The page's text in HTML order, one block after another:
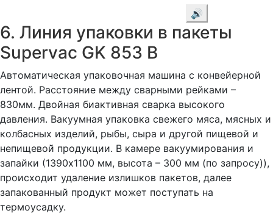
🔊
6. Линия упаковки в пакеты
Supervac GK 853 В
Автоматическая упаковочная машина с конвейерной
лентой. Расстояние между сварными рейками –
830мм. Двойная биактивная сварка высокого
давления. Вакуумная упаковка свежего мяса, мясных и
колбасных изделий, рыбы, сыра и другой пищевой и
непищевой̆ продукции. В камере вакуумирования и
запайки (1390х1100 мм, высота – 300 мм (по запросу)),
происходит удаление излишков пакетов, далее
запакованный продукт может поступать на
термоусадку.